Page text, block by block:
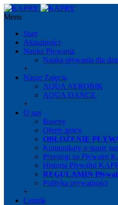
Menu
Start
Aktualności
Nauka Pływania
Nauka pływania dla
+
Nasze Zajęcia
AQUA AEROBIK
AQUA DANCE
+
O nas
Baseny
Oferty pracy
OBŁOŻENIE
Komunikaty o stanie
Przetargi na Pływalni
Historia Pływalni
REGULAMIN
Polityka prywatności
+
Cennik